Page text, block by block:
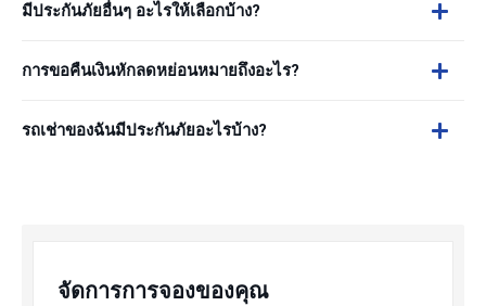
มีประกันภัยอื่นๆ อะไรให้เลือกบ้าง?
การขอคืนเงินหักลดหย่อนหมายถึงอะไร?
รถเช่าของฉันมีประกันภัยอะไรบ้าง?
จัดการการจองของคุณ